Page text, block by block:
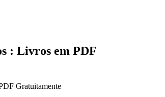
: Livros em PDF
Gratuitamente